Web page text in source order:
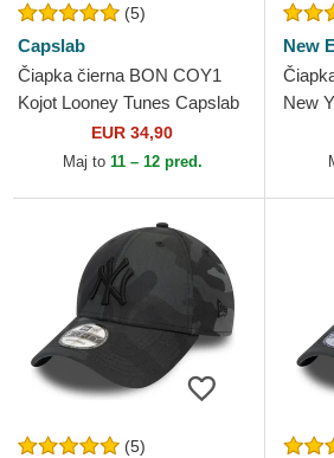
(5)
Capslab
Čiapka čierna BON COY1
Kojot Looney Tunes Capslab
EUR 34,90
Maj to 11 – 12 pred.
New
New
(5)